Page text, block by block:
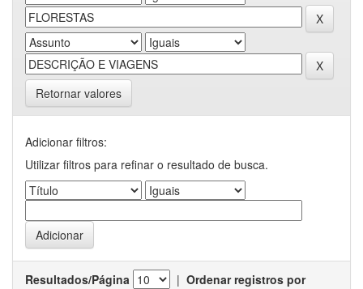
Retornar valores
Adicionar filtros:
Utilizar filtros para refinar o resultado de busca.
Resultados/Página | Ordenar registros por